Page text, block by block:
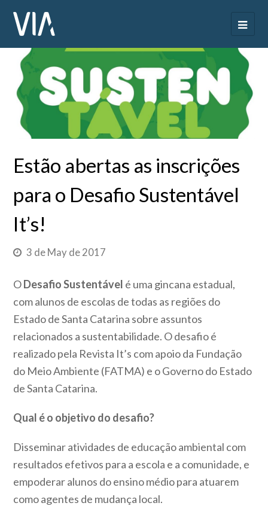
Estão abertas as inscrições
para o Desafio Sustentável
It’s!
3 de May de 2017
ODesafio Sustentável é uma gincana estadual,
com alunos de escolas de todas as regiões do
Estado de Santa Catarina sobre assuntos
relacionados a sustentabilidade. O desafio é
realizado pela Revista It’s com apoio da Fundação
do Meio Ambiente (FATMA) e o Governo do Estado
de Santa Catarina.
Qual é o objetivo do desafio?
Disseminar atividades de educação ambiental com
resultados efetivos para a escola e a comunidade, e
empoderar alunos do ensino médio para atuarem
como agentes de mudança local.